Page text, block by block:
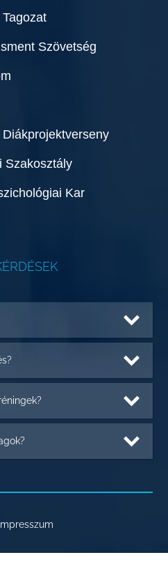
Szövetség
Szakosztály
Kar
Impresszum